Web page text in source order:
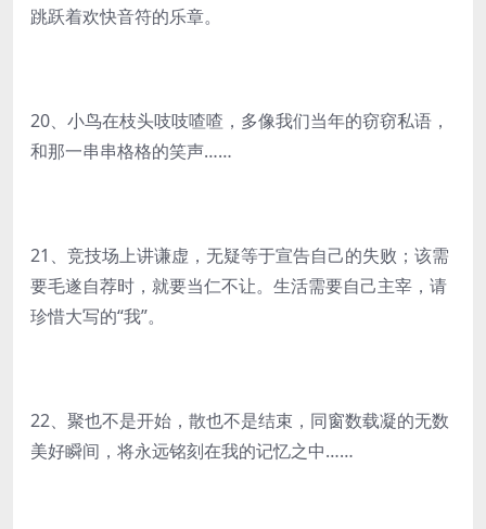
跳跃着欢快音符的乐章。
20、小鸟在枝头吱吱喳喳，多像我们当年的窃窃私语，
和那一串串格格的笑声……
21、竞技场上讲谦虚，无疑等于宣告自己的失败；该需
要毛遂自荐时，就要当仁不让。生活需要自己主宰，请
珍惜大写的“我”。
22、聚也不是开始，散也不是结束，同窗数载凝的无数
美好瞬间，将永远铭刻在我的记忆之中……